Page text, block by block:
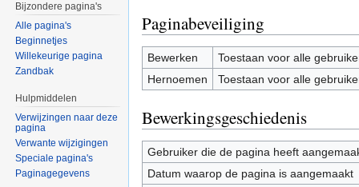
Paginabeveiliging
Bewerken
Toestaan voor alle
Hernoemen
Toestaan voor alle
Bewerkingsgeschiedenis
Gebruiker die de pagina heeft
Datum waarop de pagina is aangemaakt
Bijzondere pagina's
Alle pagina's
Beginnetjes
Willekeurige pagina
Zandbak
Hulpmiddelen
Verwijzingen naar deze
pagina
Verwante wijzigingen
Speciale pagina's
Paginagegevens